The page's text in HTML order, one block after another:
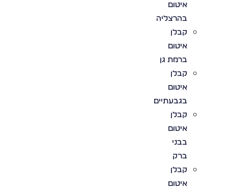
איטום
בהרצליה
קבלן
איטום
ברמת גן
קבלן
איטום
בגבעתיים
קבלן
איטום
בבני
ברק
קבלן
איטום